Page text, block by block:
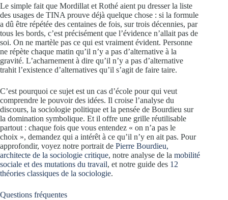
Le simple fait que Mordillat et Rothé aient pu dresser la liste
des usages de TINA prouve déjà quelque chose : si la formule
a dû être répétée des centaines de fois, sur trois décennies, par
tous les bords, c’est précisément que l’évidence n’allait pas de
soi. On ne martèle pas ce qui est vraiment évident. Personne
ne répète chaque matin qu’il n’y a pas d’alternative à la
gravité. L’acharnement à dire qu’il n’y a pas d’alternative
trahit l’existence d’alternatives qu’il s’agit de faire taire.
C’est pourquoi ce sujet est un cas d’école pour qui veut
comprendre le pouvoir des idées. Il croise l’analyse du
discours, la sociologie politique et la pensée de Bourdieu sur
la domination symbolique. Et il offre une grille réutilisable
partout : chaque fois que vous entendez « on n’a pas le
choix », demandez qui a intérêt à ce qu’il n’y en ait pas. Pour
approfondir, voyez notre portrait de Pierre Bourdieu,
architecte de la sociologie critique, notre analyse de la mobilité
sociale et des mutations du travail, et notre guide des 12
théories classiques de la sociologie.
Questions fréquentes